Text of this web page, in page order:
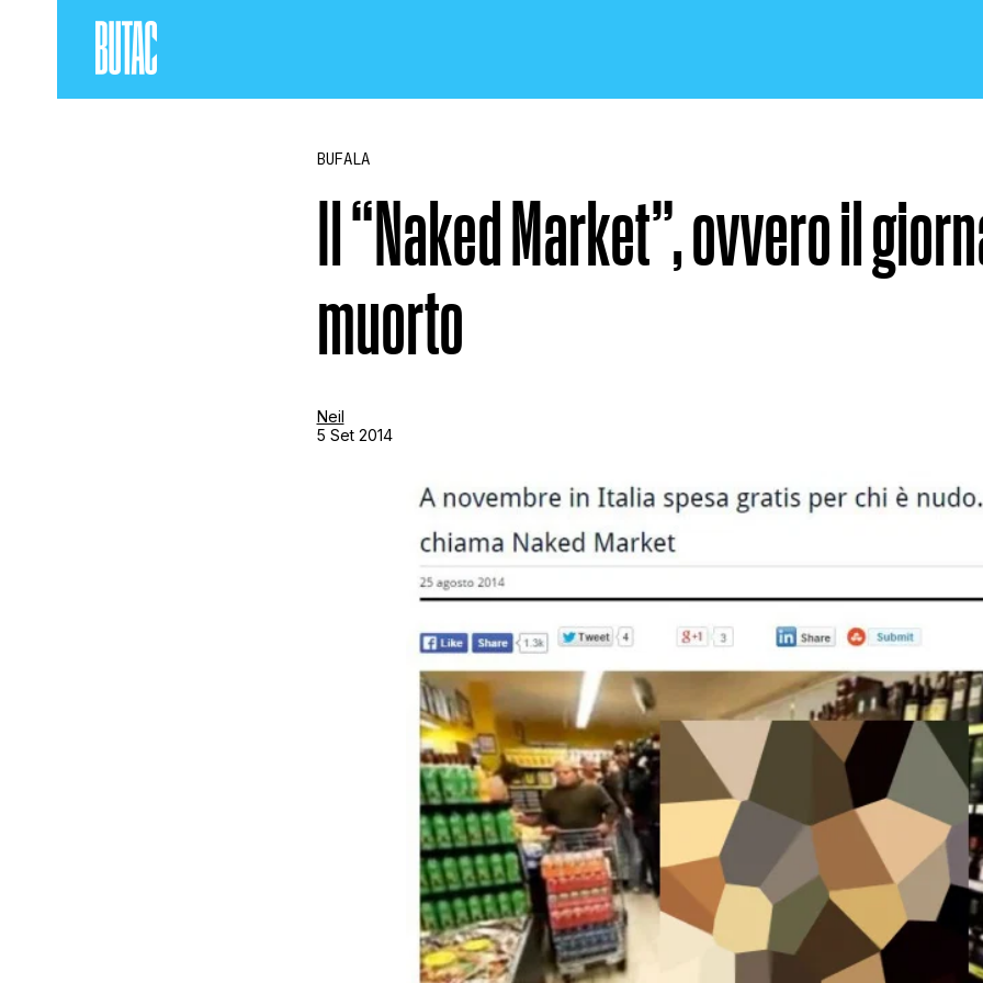
CRONACA E POLITICA
STORIA E CITAZIONI
INTRATTENIMENTO
COMPLOTTI, LEGGENDE URBANE ED
EDITORIALI
TRUFFE E SOCIAL NETWORK
CLIMA ED ENERGIA
BUFALA
Il “Naked Market”, ovvero il
muorto
Neil
5 Set 2014